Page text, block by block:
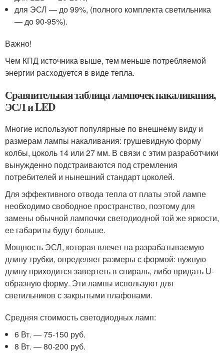
для ЭСЛ — до 99%, (полного комплекта светильника
— до 90-95%).
Важно!
Чем КПД источника выше, тем меньше потребляемой
энергии расходуется в виде тепла.
Сравнительная таблица лампочек накаливания,
ЭСЛ и LED
Многие используют популярные по внешнему виду и
размерам лампы накаливания: грушевидную форму
колбы, цоколь 14 или 27 мм. В связи с этим разработчики
вынужденно подстраиваются под стремления
потребителей и нынешний стандарт цоколей.
Для эффективного отвода тепла от платы этой лампе
необходимо свободное пространство, поэтому для
замены обычной лампочки светодиодной той же яркости,
ее габариты будут больше.
Мощность ЭСЛ, которая влечет на разрабатываемую
длину трубки, определяет размеры с формой: нужную
длину приходится завертеть в спираль, либо придать U-
образную форму. Эти лампы используют для
светильников с закрытыми плафонами.
Средняя стоимость светодиодных ламп:
6 Вт. — 75-150 руб.
8 Вт. — 80-200 руб.